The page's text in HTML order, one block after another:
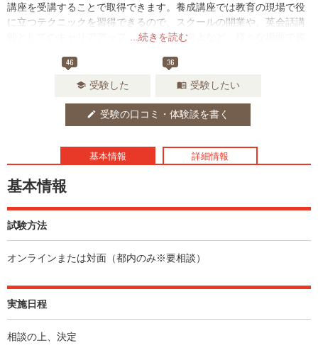
...続きを読む
講座を受講することで取得できます。養成講座では教育の現場で役
に立つテクニックを習得できるので、スクールの開業や、英会話講
師としてのキャリアアップ、指導技術の向上など、様々な場面で資
46
school 受験した
36
menu_book 受験したい
edit 受験の口コミ・体験談を書く
基本情報 詳細情報
基本情報
試験方法
オンラインまたは対面（都内のみ※要相談）
実施日程
相談の上、決定